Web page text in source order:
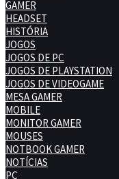
GAMER
HEADSET
HISTÓRIA
JOGOS
JOGOS DE PC
JOGOS DE PLAYSTATION
JOGOS DE VIDEOGAME
MESA GAMER
MOBILE
MONITOR GAMER
MOUSES
NOTBOOK GAMER
NOTÍCIAS
PC